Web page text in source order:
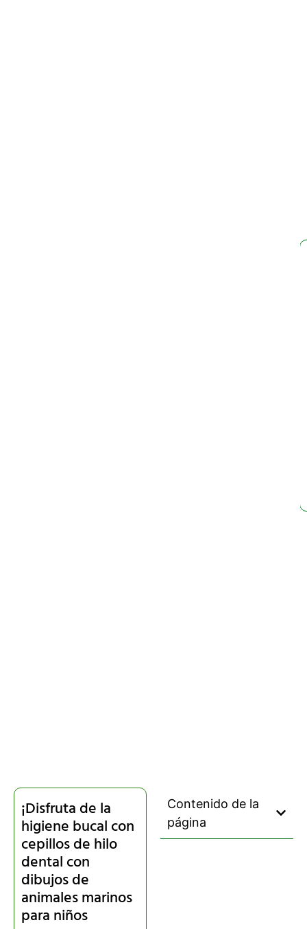
¡Disfruta de la
higiene bucal con
cepillos de hilo
dental con
dibujos de
animales marinos
para niños
Contenido de la
página